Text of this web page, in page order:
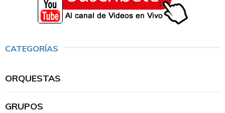
CATEGORÍAS
ORQUESTAS
GRUPOS